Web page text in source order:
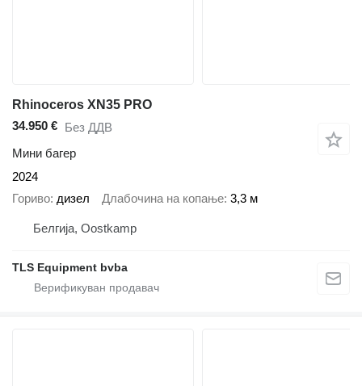
Rhinoceros XN35 PRO
34.950 € Без ДДВ
Мини багер
2024
Гориво дизел Длабочина на копање 3,3 м
Белгија, Oostkamp
TLS Equipment bvba